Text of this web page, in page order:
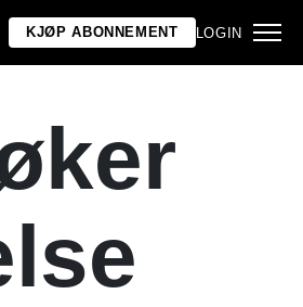
KJØP ABONNEMENT LOGIN